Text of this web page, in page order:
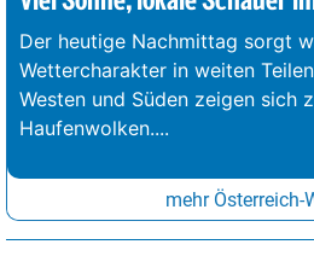
Der heutige Nachmittag sorgt
Wettercharakter in weiten
Westen und Süden zeigen sich
Haufenwolken....
mehr Österreich-